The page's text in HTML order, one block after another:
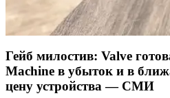
Гейб милостив: Valve
Machine в убыток и в
цену устройства — СМИ